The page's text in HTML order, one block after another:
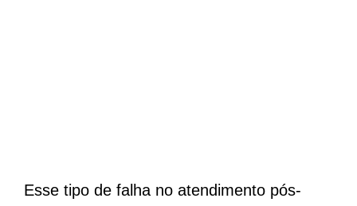
Esse tipo de falha no atendimento pós-